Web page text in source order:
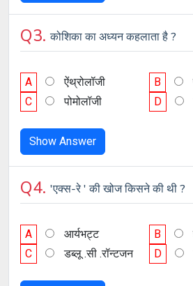
Q3.कोशिका का अध्यन कहलाता है ?
A ऐंथ्रोलॉजी B
C
पोमोलॉजी D
Show Answer
Q4. 'एक्स-रे ' की खोज किसने की थी ?
A आर्यभट्ट B
C
डब्लू .सी .रॉन्टजन D